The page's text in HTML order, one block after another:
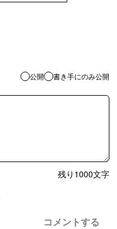
公開 書き手にのみ公開
残り 1000文字
コメントする